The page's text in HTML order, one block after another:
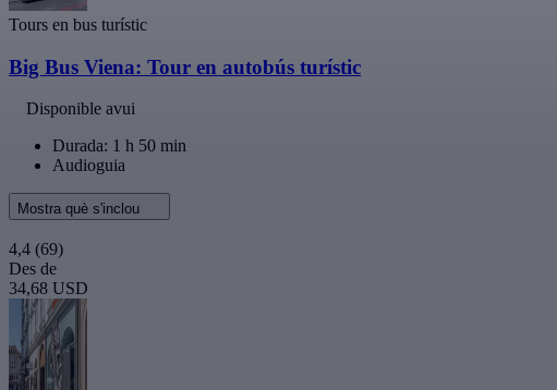
Tours en bus turístic
Big Bus Viena: Tour en autobús turístic
Disponible avui
Durada: 1 h 50 min
Audioguia
Mostra què s'inclou
4,4 (69)
Des de
34,68 USD